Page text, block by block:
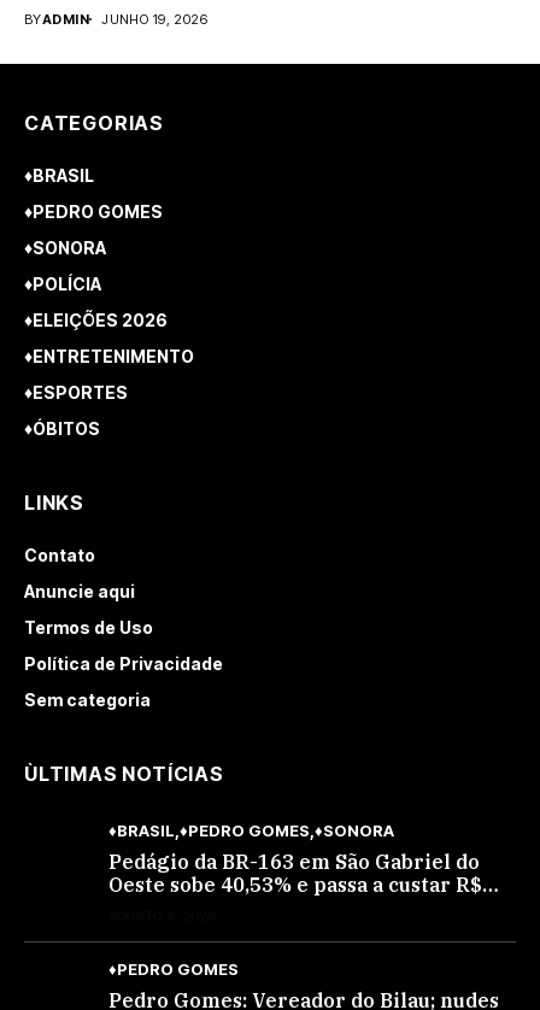
BYADMIN JUNHO 19, 2026
CATEGORIAS
♦BRASIL
♦PEDRO GOMES
♦SONORA
♦POLÍCIA
♦ELEIÇÕES 2026
♦ENTRETENIMENTO
♦ESPORTES
♦ÓBITOS
LINKS
Contato
Anuncie aqui
Termos de Uso
Política de Privacidade
Sem categoria
ÙLTIMAS NOTÍCIAS
♦BRASIL ♦PEDRO GOMES ♦SONORA
Pedágio da BR-163 em São Gabriel do
Oeste sobe 40,53% e passa a custar R$
♦PEDRO GOMES
Pedro Gomes: Vereador do Bilau; nudes